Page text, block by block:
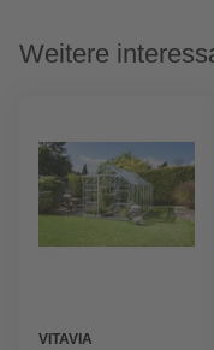
Weitere
VITAVIA